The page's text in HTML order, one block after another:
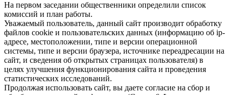
На первом заседании общественники определили список
комиссий и план работы.
Уважаемый пользователь, данный сайт производит обработку
файлов cookie и пользовательских данных (информацию об ip-
адресе, местоположении, типе и версии операционной
системы, типе и версии браузера, источнике переадресации на
сайт, и сведения об открытых страницах пользователя) в
целях улучшения функционирования сайта и проведения
статистических исследований.
Продолжая использовать сайт, вы даете согласие на сбор и